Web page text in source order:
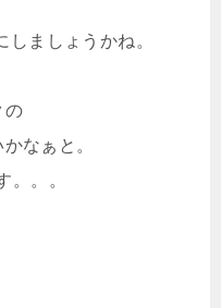
ましょうかね。
の
なぁと。
。。